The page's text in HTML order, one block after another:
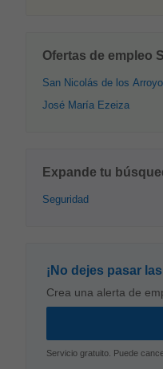
Ofertas de empleo
San Nicolás de los
José María Ezeiza
Expande tu
Seguridad
¡No dejes pasar
Crea una alerta de
Servicio gratuito. Puede